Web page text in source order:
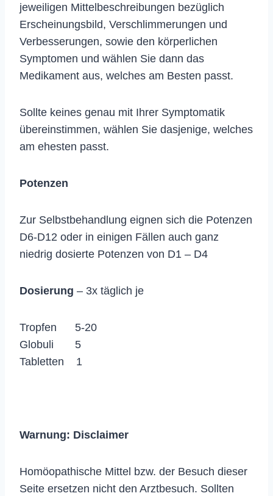
jeweiligen Mittelbeschreibungen bezüglich
Erscheinungsbild, Verschlimmerungen und
Verbesserungen, sowie den körperlichen
Symptomen und wählen Sie dann das
Medikament aus, welches am Besten passt.
Sollte keines genau mit Ihrer Symptomatik
übereinstimmen, wählen Sie dasjenige, welches
am ehesten passt.
Potenzen
Zur Selbstbehandlung eignen sich die Potenzen
D6-D12 oder in einigen Fällen auch ganz
niedrig dosierte Potenzen von D1 – D4
Dosierung – 3x täglich je
Tropfen 5-20
Globuli 5
Tabletten 1
Warnung: Disclaimer
Homöopathische Mittel bzw. der Besuch dieser
Seite ersetzen nicht den Arztbesuch. Sollten